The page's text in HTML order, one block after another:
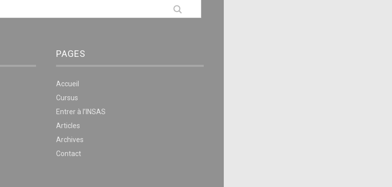
PAGES
Accueil
Cursus
Entrer à l’INSAS
Articles
Archives
Contact